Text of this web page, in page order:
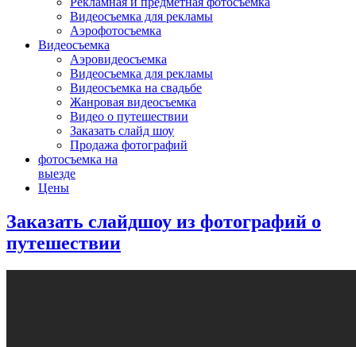
Видеосъемка для рекламы
Аэрофотосъемка
Видеосъемка
Аэровидеосъемка
Видеосъемка для рекламы
Видеосъемка на свадьбе
Жанровая видеосъемка
Видео о путешествии
Заказать слайд шоу
Продажа фотографий
фотосъемка на
выезде
Цены
Заказать слайдшоу из фотографий о
путешествии